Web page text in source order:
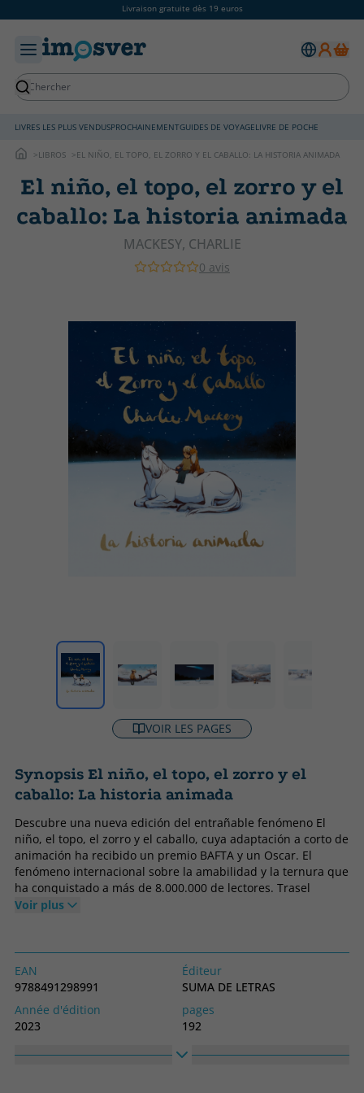
Livraison gratuite dès 19 euros
LIVRES LES PLUS VENDUSPROCHAINEMENTGUIDES DE VOYAGELIVRE DE POCHE
LIBROS EL NIÑO, EL TOPO, EL ZORRO Y EL CABALLO: LA HISTORIA ANIMADA
El niño, el topo, el zorro y el
caballo: La historia animada
MACKESY, CHARLIE
0 avis
VOIR LES PAGES
Synopsis El niño, el topo, el zorro y el
caballo: La historia animada
Descubre una nueva edición del entrañable fenómeno El
niño, el topo, el zorro y el caballo, cuya adaptación a corto de
animación ha recibido un premio BAFTA y un Oscar. El
fenómeno internacional sobre la amabilidad y la ternura que
ha conquistado a más de 8.000.000 de lectores. Trasel
enorme éxito mundial de El niño, el topo, el zorro y el
dura celebra el increíble trabajo de más de cien animadores
a lo largo de dos años de producción durante los que las
características ilustraciones de Charlie Mackesy cobraron
vida, a todo color, mediante un proceso de animación
tradicional dibujada a mano y acompañada de un guion
manuscrito.«Hice una película con algunos amigos sobre un
niño, un topo, un zorro y un caballo; sobre su viaje juntos y
Voir plus
EAN
9788491298991
Éditeur
SUMA DE LETRAS
Année d'édition
2023
pages
192
langage